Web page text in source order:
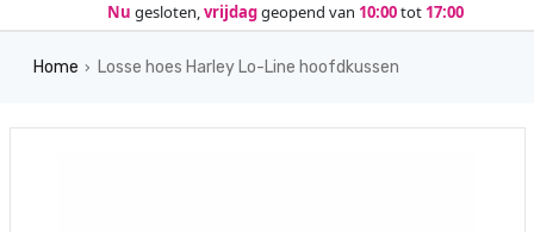
Nu gesloten,vrijdaggeopend van 10:00tot 17:00
Home › Losse hoes Harley Lo-Line hoofdkussen